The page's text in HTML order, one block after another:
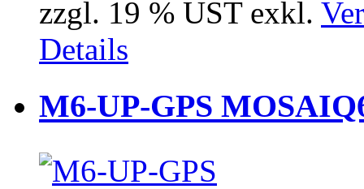
zzgl. 19 % UST exkl.
Details
M6-UP-GPS